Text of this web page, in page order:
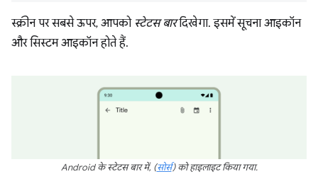
स्क्रीन पर सबसे ऊपर, आपको स्टेटस बारदिखेगा. इसमें सूचना आइकॉन
और सिस्टम आइकॉन होते हैं.
Android के स्टेटस बार में, (सोर्स)को हाइलाइट किया गया.